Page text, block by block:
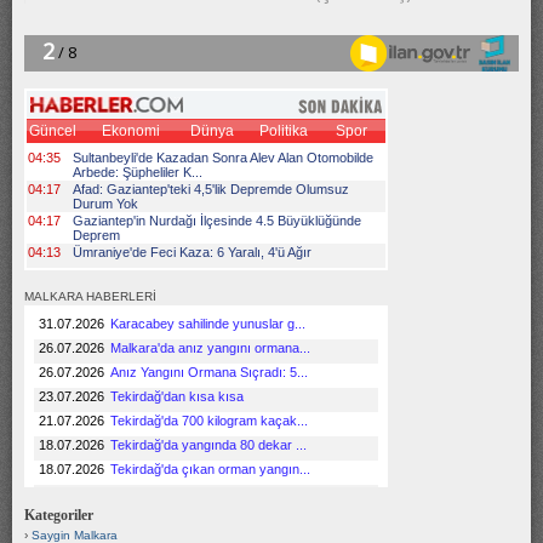
MALKARA HABERLERİ
Kategoriler
Saygin Malkara